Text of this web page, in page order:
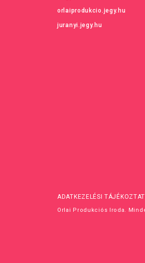
orlaiprodukcio.jegy.hu
juranyi.jegy.hu
ADATKEZELÉSI
Orlai Produkciós Iroda.